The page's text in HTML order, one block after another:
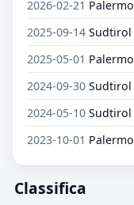
2026-02-21 Palermo
2025-09-14 Sudtirol
2025-05-01 Palermo
2024-09-30 Sudtirol
2024-05-10 Sudtirol
2023-10-01 Palermo
Classifica